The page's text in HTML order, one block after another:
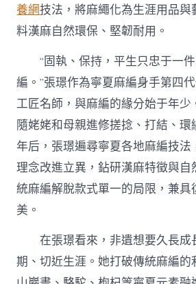
養網技法，將麻繩化為生涯用品與
料漢麻自然環保、堅韌耐用。
“固執、保持，平生只忠于一
編。”張璟作為寧夏麻編身手第四
工匠名師，與麻編的緣分始于年少
隨姥姥和母親進修搓捻、打結、
年后，張璟遍尋寧夏各地麻編技法
理念改進立異，鉆研漢麻特徵與自
統麻編解脫款式單一的局限，兼具
美。
在張璟看來，非遺想要久長成
期、切近生涯。她打破傳統麻編的